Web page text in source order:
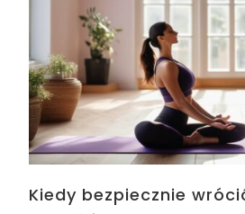
Kiedy bezpiecznie